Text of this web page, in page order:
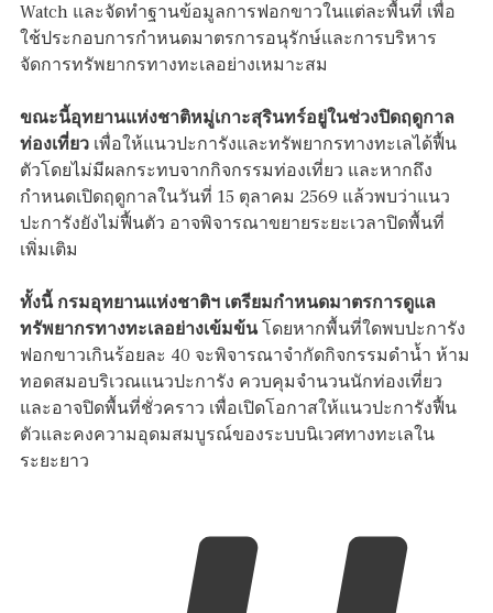
Watch และจัดทำฐานข้อมูลการฟอกขาวในแต่ละพื้นที่ เพื่อ
ใช้ประกอบการกำหนดมาตรการอนุรักษ์และการบริหาร
จัดการทรัพยากรทางทะเลอย่างเหมาะสม
ขณะนี้อุทยานแห่งชาติหมู่เกาะสุรินทร์อยู่ในช่วงปิดฤดูกาล
ท่องเที่ยว เพื่อให้แนวปะการังและทรัพยากรทางทะเลได้ฟื้น
ตัวโดยไม่มีผลกระทบจากกิจกรรมท่องเที่ยว และหากถึง
กำหนดเปิดฤดูกาลในวันที่ 15 ตุลาคม 2569 แล้วพบว่าแนว
ปะการังยังไม่ฟื้นตัว อาจพิจารณาขยายระยะเวลาปิดพื้นที่
เพิ่มเติม
ทั้งนี้ กรมอุทยานแห่งชาติฯ เตรียมกำหนดมาตรการดูแล
ทรัพยากรทางทะเลอย่างเข้มข้นโดยหากพื้นที่ใดพบปะการัง
ฟอกขาวเกินร้อยละ 40 จะพิจารณาจำกัดกิจกรรมดำน้ำ ห้าม
ทอดสมอบริเวณแนวปะการัง ควบคุมจำนวนนักท่องเที่ยว
และอาจปิดพื้นที่ชั่วคราว เพื่อเปิดโอกาสให้แนวปะการังฟื้น
ตัวและคงความอุดมสมบูรณ์ของระบบนิเวศทางทะเลใน
ระยะยาว